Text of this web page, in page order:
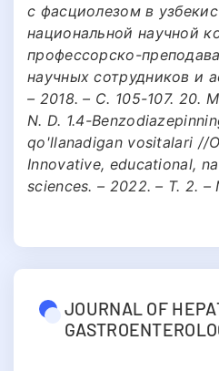
с фасциолезом в
национальной научной
профессорско-
научных сотрудников и
– 2018. – С. 105-107. 20.
N. D. 1.4-
qo'llanadigan vositalari //
Innovative, educational,
sciences. – 2022. – Т. 2.
JOURNAL OF